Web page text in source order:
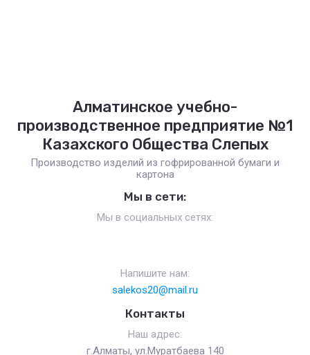
Алматинское учебно-
производственное предприятие №1
Казахского Общества Слепых
Производство изделий из гофрированной бумаги и
картона
Мы в сети:
Мы в социальных сетях:
Напишите нам:
salekos20@mail.ru
Контакты
Наш адрес:
г.Алматы, ул.Муратбаева 140